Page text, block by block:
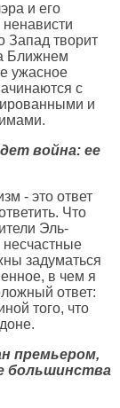
и его
Запад творит
Ближнем
ужасное
с
и
война: ее
- это ответ
Что
Эль-
задуматься
в чем я
ответ:
того, что
премьером,
большинства